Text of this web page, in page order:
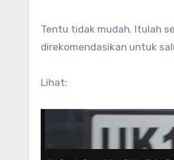
Tentu tidak mudah. Itulah
direkomendasikan untuk
Lihat: